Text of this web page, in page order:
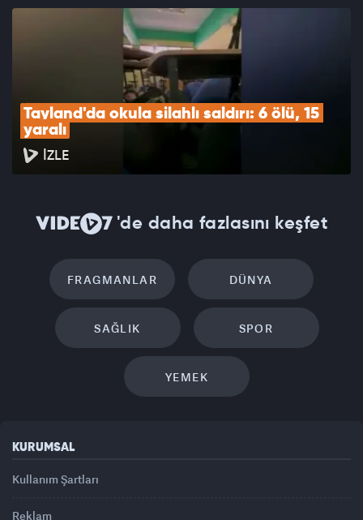
Tayland'da okula silahlı saldırı: 6 ölü, 15
yaralı
İZLE
'de daha fazlasını keşfet
FRAGMANLAR DÜNYA
SAĞLIK SPOR
YEMEK
KURUMSAL
Kullanım Şartları
Reklam